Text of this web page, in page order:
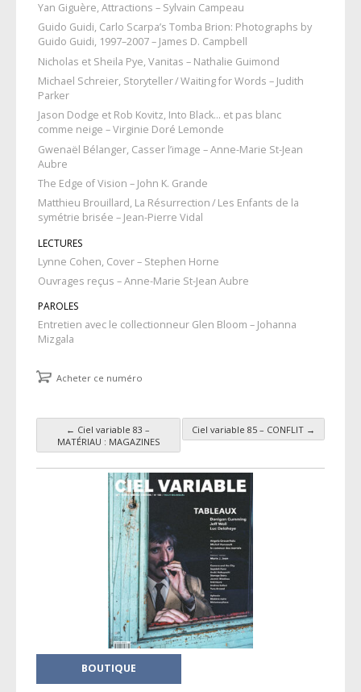
Yan Giguère, Attractions – Sylvain Campeau
Guido Guidi, Carlo Scarpa’s Tomba Brion: Photographs by
Guido Guidi, 1997–2007 – James D. Campbell
Nicholas et Sheila Pye, Vanitas – Nathalie Guimond
Michael Schreier, Storyteller / Waiting for Words – Judith
Parker
Jason Dodge et Rob Kovitz, Into Black… et pas blanc
comme neige – Virginie Doré Lemonde
Gwenaël Bélanger, Casser l’image – Anne-Marie St-Jean
Aubre
The Edge of Vision – John K. Grande
Matthieu Brouillard, La Résurrection / Les Enfants de la
symétrie brisée – Jean-Pierre Vidal
LECTURES
Lynne Cohen, Cover – Stephen Horne
Ouvrages reçus – Anne-Marie St-Jean Aubre
PAROLES
Entretien avec le collectionneur Glen Bloom – Johanna
Mizgala
Acheter ce numéro
Navigation des articles
← Ciel variable 83 –
MATÉRIAU : MAGAZINES
Ciel variable 85 – CONFLIT →
BOUTIQUE